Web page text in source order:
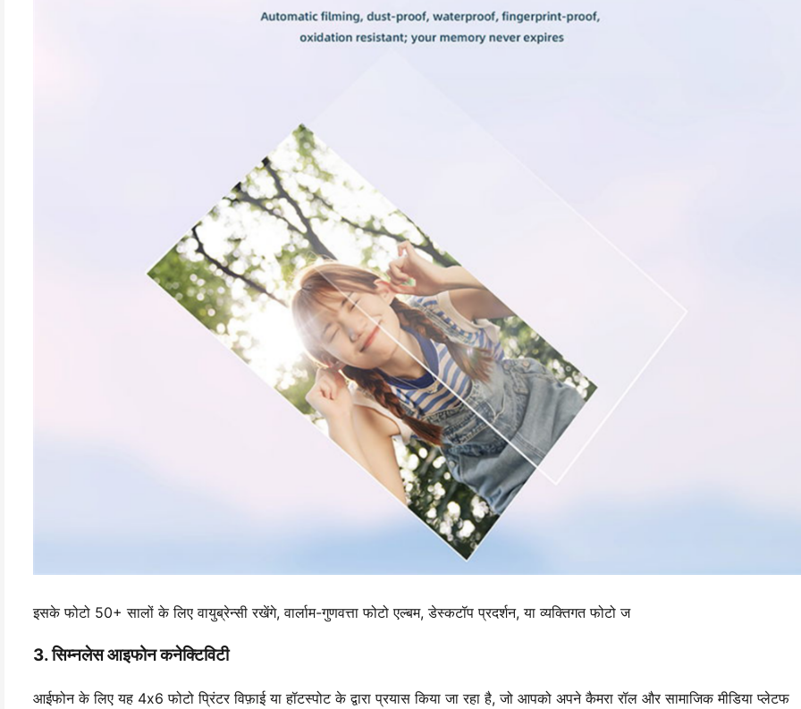
इसके फोटो 50+ सालों के लिए वायुब्रेन्सी रखेंगे, वार्लाम-गुणवत्ता फोटो एल्बम, डेस्कटॉप प्रदर्शन, या व्यक्तिगत फोटो ज
3. सिम्नलेस आइफोन कनेक्टिविटी
आईफोन के लिए यह 4x6 फोटो प्रिंटर विफ़ाई या हॉटस्पोट के द्वारा प्रयास किया जा रहा है, जो आपको अपने कैमरा रॉल और सामाजिक मीडिया प्लेटफ